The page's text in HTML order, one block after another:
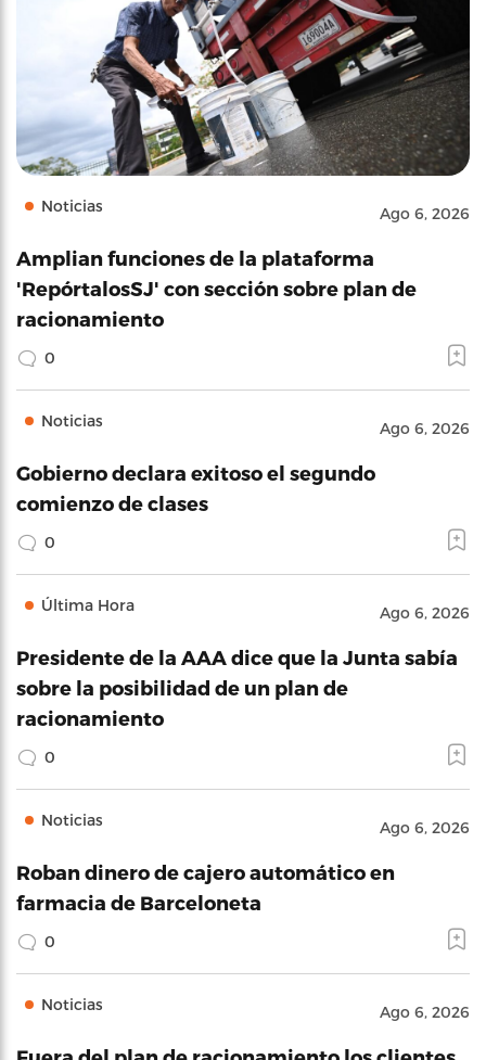
Noticias Ago 6, 2026
Amplian funciones de la plataforma
'RepórtalosSJ' con sección sobre plan de
racionamiento
0
Noticias Ago 6, 2026
Gobierno declara exitoso el segundo
comienzo de clases
0
Última Hora Ago 6, 2026
Presidente de la AAA dice que la Junta sabía
sobre la posibilidad de un plan de
racionamiento
0
Noticias Ago 6, 2026
Roban dinero de cajero automático en
farmacia de Barceloneta
0
Noticias Ago 6, 2026